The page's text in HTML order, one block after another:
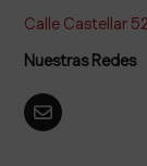
Calle Castellar
Nuestras Redes